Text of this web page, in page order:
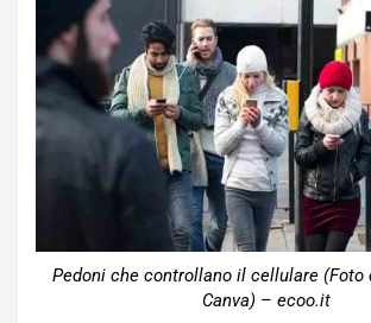
Pedoni che controllano il cellulare (Foto
Canva) – ecoo.it